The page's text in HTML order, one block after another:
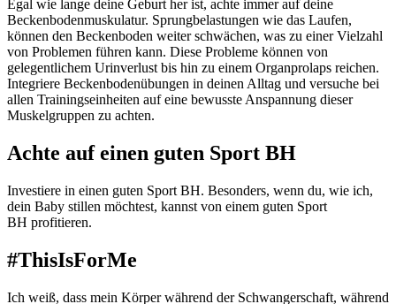
Egal wie lange deine Geburt her ist, achte immer auf deine
Beckenbodenmuskulatur. Sprungbelastungen wie das Laufen,
können den Beckenboden weiter schwächen, was zu einer Vielzahl
von Problemen führen kann. Diese Probleme können von
gelegentlichem Urinverlust bis hin zu einem Organprolaps reichen.
Integriere Beckenbodenübungen in deinen Alltag und versuche bei
allen Trainingseinheiten auf eine bewusste Anspannung dieser
Muskelgruppen zu achten.
Achte auf einen guten Sport BH
Investiere in einen guten Sport BH. Besonders, wenn du, wie ich,
dein Baby stillen möchtest, kannst von einem guten Sport
BH profitieren.
#ThisIsForMe
Ich weiß, dass mein Körper während der Schwangerschaft, während